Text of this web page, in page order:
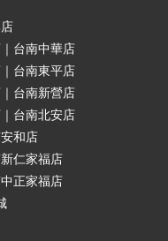
台南中華店
台南東平店
台南新營店
台南北安店
和店
仁家福店
正家福店